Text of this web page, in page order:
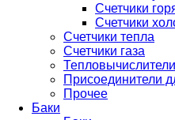
Счетчики
Счетчики
Счетчики тепла
Счетчики газа
Тепловычислители
Присоединители
Прочее
Баки